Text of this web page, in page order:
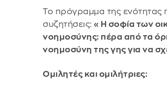
Το πρόγραμμα της ενότητας
συζητήσεις:«Η σοφία των
νοημοσύνης: πέρα από τα
νοημοσύνη της γης για να
Ομιλητές και ομιλήτριες: